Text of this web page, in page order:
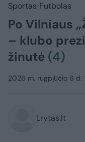
Sportas Futbolas
Po Vilniaus
– klubo
žinutė (4)
2026 m. rugpjūčio 6 d.
Lrytas.lt